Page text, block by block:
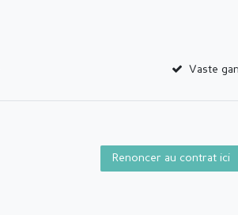
Vaste
Renoncer au contrat ici